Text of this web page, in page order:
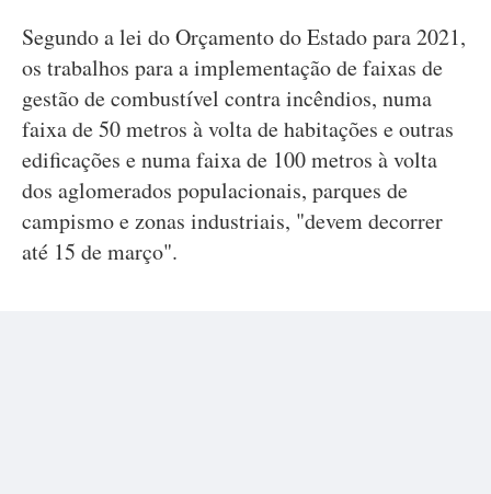
Segundo a lei do Orçamento do Estado para 2021,
os trabalhos para a implementação de faixas de
gestão de combustível contra incêndios, numa
faixa de 50 metros à volta de habitações e outras
edificações e numa faixa de 100 metros à volta
dos aglomerados populacionais, parques de
campismo e zonas industriais, "devem decorrer
até 15 de março".